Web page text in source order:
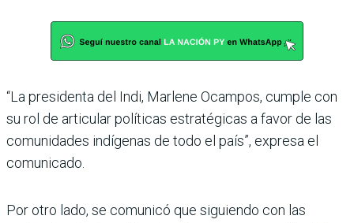
“La presidenta del Indi, Marlene Ocampos, cumple con
su rol de articular políticas estratégicas a favor de las
comunidades indígenas de todo el país”, expresa el
comunicado.
Por otro lado, se comunicó que siguiendo con las